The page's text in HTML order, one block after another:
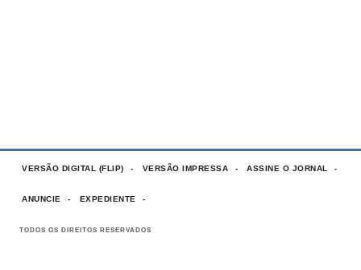
VERSÃO DIGITAL (FLIP) VERSÃO IMPRESSA ASSINE O JORNAL
ANUNCIE EXPEDIENTE
TODOS OS DIREITOS RESERVADOS